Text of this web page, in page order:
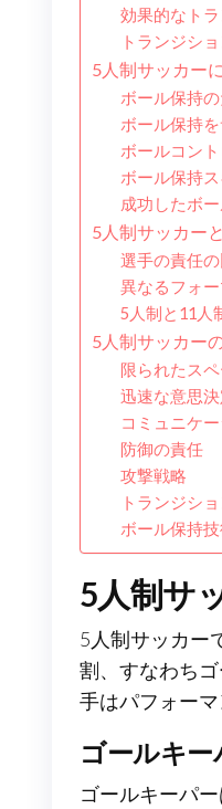
効果的なト
トランジシ
5人制サッカー
ボール保持
ボール保持
ボールコン
ボール保持
成功したボ
5人制サッカー
選手の責任
異なるフォ
5人制と11人
5人制サッカー
限られたス
迅速な意思決
コミュニケ
防御の責任
攻撃戦略
トランジシ
ボール保持
5人制サ
5人制サッカー
割、すなわち
手はパフォー
ゴールキ
ゴールキーパ